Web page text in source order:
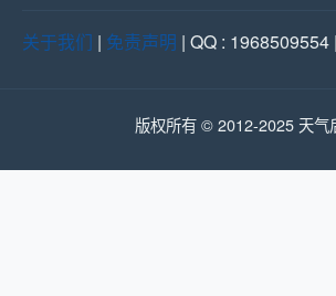
关于我们 | 免责声明 | QQ : 1968509554 |
版权所有 © 2012-2025 天气